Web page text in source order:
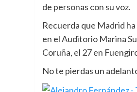
de personas con su voz.
Recuerda que Madrid
en el Auditorio Marina
Coruña, el 27 en
No te pierdas un